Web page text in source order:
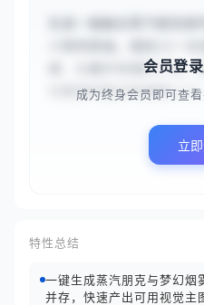
裙、头戴护目镜的少女，
与管道的复古机械椅
会员登
成为终身会员即可查
立
特性总结
一键生成蒸汽朋克与梦幻烟
并存，快速产出可用视觉主